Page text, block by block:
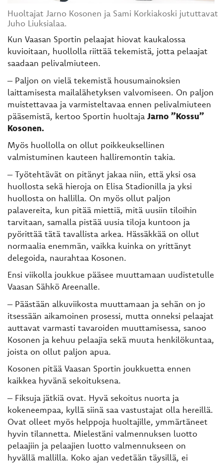
Huoltajat Jarno Kosonen ja Sami Korkiakoski jututtavat
Juho Liuksialaa.
Kun Vaasan Sportin pelaajat hiovat kaukalossa
kuvioitaan, huollolla riittää tekemistä, jotta pelaajat
saadaan pelivalmiuteen.
– Paljon on vielä tekemistä housumainoksien
laittamisesta mailalähetyksen valvomiseen. On paljon
muistettavaa ja varmisteltavaa ennen pelivalmiuteen
pääsemistä, kertoo Sportin huoltaja Jarno ”Kossu”
Kosonen.
Myös huollolla on ollut poikkeuksellinen
valmistuminen kauteen halliremontin takia.
– Työtehtävät on pitänyt jakaa niin, että yksi osa
huollosta sekä hieroja on Elisa Stadionilla ja yksi
huollosta on hallilla. On myös ollut paljon
palavereita, kun pitää miettiä, mitä uusiin tiloihin
tarvitaan, samalla pistää uusia tiloja kuntoon ja
pyörittää tätä tavallista arkea. Hässäkkää on ollut
normaalia enemmän, vaikka kuinka on yrittänyt
delegoida, naurahtaa Kosonen.
Ensi viikolla joukkue pääsee muuttamaan uudistetulle
Vaasan Sähkö Areenalle.
– Päästään alkuviikosta muuttamaan ja sehän on jo
itsessään aikamoinen prosessi, mutta onneksi pelaajat
auttavat varmasti tavaroiden muuttamisessa, sanoo
Kosonen ja kehuu pelaajia sekä muuta henkilökuntaa,
joista on ollut paljon apua.
Kosonen pitää Vaasan Sportin joukkuetta ennen
kaikkea hyvänä sekoituksena.
– Fiksuja jätkiä ovat. Hyvä sekoitus nuorta ja
kokeneempaa, kyllä siinä saa vastustajat olla hereillä.
Ovat olleet myös helppoja huoltajille, ymmärtäneet
hyvin tilannetta. Mielestäni valmennuksen luotto
pelaajiin ja pelaajien luotto valmennukseen on
hyvällä mallilla. Koko ajan vedetään täysillä, ei